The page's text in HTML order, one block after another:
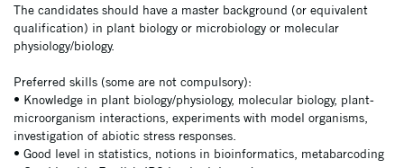
The candidates should have a master background (or equivalent
qualification) in plant biology or microbiology or molecular
physiology/biology.
Preferred skills (some are not compulsory):
• Knowledge in plant biology/physiology, molecular biology, plant-
microorganism interactions, experiments with model organisms,
investigation of abiotic stress responses.
• Good level in statistics, notions in bioinformatics, metabarcoding